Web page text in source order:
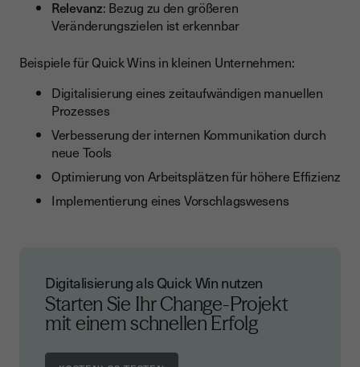
Relevanz: Bezug zu den größeren
Veränderungszielen ist erkennbar
Beispiele für Quick Wins in kleinen Unternehmen:
Digitalisierung eines zeitaufwändigen manuellen
Prozesses
Verbesserung der internen Kommunikation durch
neue Tools
Optimierung von Arbeitsplätzen für höhere Effizienz
Implementierung eines Vorschlagswesens
Digitalisierung als Quick Win nutzen
Starten Sie Ihr Change-Projekt
mit einem schnellen Erfolg